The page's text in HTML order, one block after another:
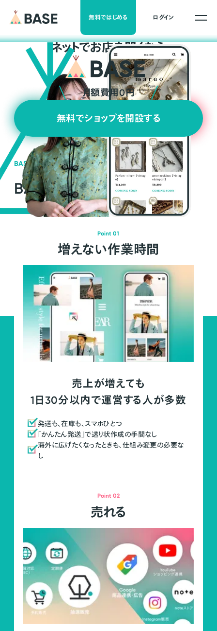
無料ではじめる ログイン
ネットでお店を開くなら
月額費用0円
無料でショップを開設する
BASEの強み
BASEが強い3つの理由
Point 01
増えない作業時間
売上が増えても
1日30分以内で運営する人が多数
発送も、在庫も、スマホひとつ
「かんたん発送」で送り状作成の手間なし
海外に広げたくなったときも、仕組み変更の必要な
し
Point 02
売れる